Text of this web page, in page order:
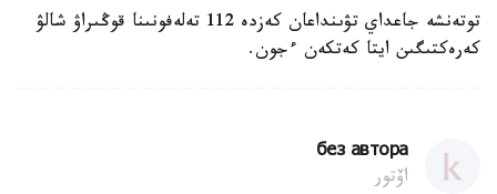
توتەنشە جاعداي تۋىنداعان كەزدە 112 تەلەفونىنا قوڭىراۋ شالۋ
كەرەكتىگىن ايتا كەتكەن ءجون.
без автора
اۆتور